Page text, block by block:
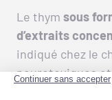
Le thym sous
d’extraits
indiqué chez le
neurotoxiques
est donc